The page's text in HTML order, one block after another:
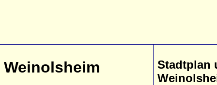
Weinolsheim
Stadtplan